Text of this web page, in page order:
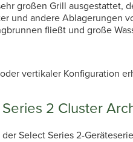
großen Grill ausgestattet,
und andere Ablagerungen
fließt und große
vertikaler Konfiguration
2 Cluster
Select Series 2-